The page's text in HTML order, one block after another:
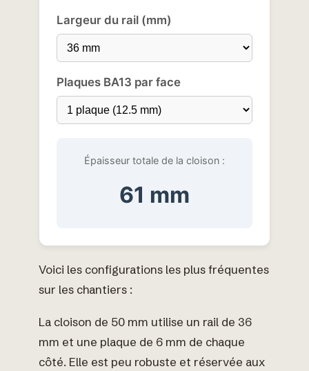
Largeur du rail (mm)
Plaques BA13 par face
Épaisseur totale de la cloison :
61 mm
Voici les configurations les plus fréquentes
sur les chantiers :
La cloison de 50 mm utilise un rail de 36
mm et une plaque de 6 mm de chaque
côté. Elle est peu robuste et réservée aux